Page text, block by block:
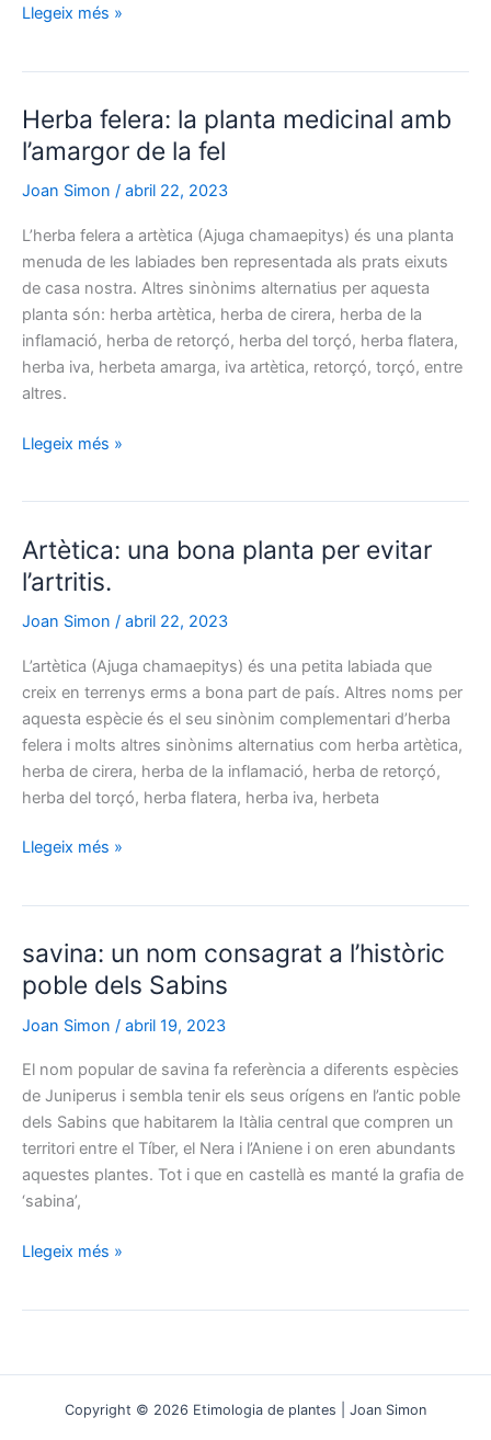
Garlanda:
Llegeix més »
Herba felera: la planta medicinal amb
l’amargor de la fel
Joan Simon / abril 22, 2023
L’herba felera a artètica (Ajuga chamaepitys) és una planta
menuda de les labiades ben representada als prats eixuts
de casa nostra. Altres sinònims alternatius per aquesta
planta són: herba artètica, herba de cirera, herba de la
inflamació, herba de retorçó, herba del torçó, herba flatera,
herba iva, herbeta amarga, iva artètica, retorçó, torçó, entre
altres.
Herba
medicinal
amb
de
Llegeix més »
Artètica: una bona planta per evitar
l’artritis.
Joan Simon / abril 22, 2023
L’artètica (Ajuga chamaepitys) és una petita labiada que
creix en terrenys erms a bona part de país. Altres noms per
aquesta espècie és el seu sinònim complementari d’herba
felera i molts altres sinònims alternatius com herba artètica,
herba de cirera, herba de la inflamació, herba de retorçó,
herba del torçó, herba flatera, herba iva, herbeta
Artètica:
per
evitar
l’artritis.
Llegeix més »
savina: un nom consagrat a l’històric
poble dels Sabins
Joan Simon / abril 19, 2023
El nom popular de savina fa referència a diferents espècies
de Juniperus i sembla tenir els seus orígens en l’antic poble
dels Sabins que habitarem la Itàlia central que compren un
territori entre el Tíber, el Nera i l’Aniene i on eren abundants
aquestes plantes. Tot i que en castellà es manté la grafia de
‘sabina’,
savina:
l’històric
Llegeix més »
Copyright © 2026 Etimologia de plantes | Joan Simon